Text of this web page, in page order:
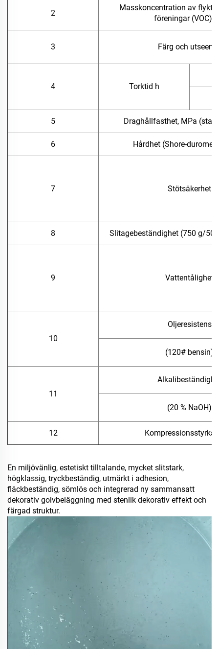
2
Masskoncentration av
föreningar (VOC),
3 Färg och
4 Torktid h
5 Draghållfasthet, MPa
6 Hårdhet (Shore-
7 Stötsäkerhet
8 Slitagebeständighet (750 g/500
9 Vattentålighet
10
Oljeresistens
(120# bensin)
11
(20 % NaOH)
12 Kompressionsstyrka,
En miljövänlig, estetiskt tilltalande, mycket slitstark,
högklassig, tryckbeständig, utmärkt i adhesion,
fläckbeständig, sömlös och integrerad ny sammansatt
dekorativ golvbeläggning med stenlik dekorativ effekt och
färgad struktur.